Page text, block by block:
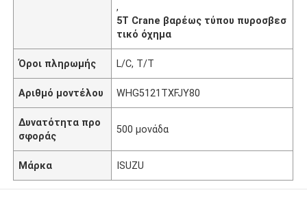
,
5T Crane βαρέως τύπου πυροσβεσ
τικό όχημα
Όροι πληρωμής L/C, T/T
Αριθμό μοντέλου WHG5121TXFJY80
Δυνατότητα προ
σφοράς
500 μονάδα
Μάρκα ISUZU